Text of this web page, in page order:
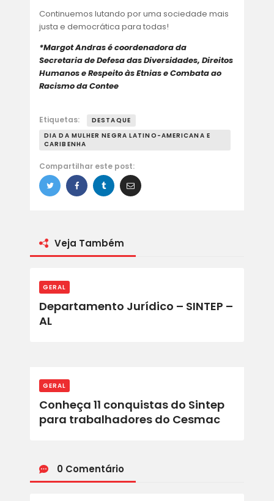
Continuemos lutando por uma sociedade mais
justa e democrática para todas!
*Margot Andras é coordenadora da
Secretariade Defesa das Diversidades, Direitos
Humanos e Respeito às Etnias e Combata ao
Racismo da Contee
Etiquetas:
DESTAQUE
DIA DA MULHER NEGRA LATINO-AMERICANA E
CARIBENHA
Compartilhar este post:
Veja Também
GERAL
Departamento Jurídico – SINTEP –
AL
GERAL
Conheça 11 conquistas do Sintep
para trabalhadores do Cesmac
0 Comentário